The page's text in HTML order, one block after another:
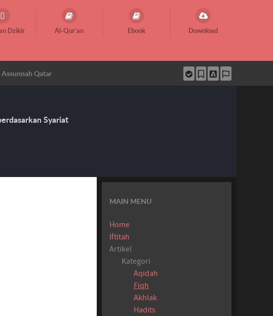
Dzikir Al-Qur'an Ebook Download
Assunnah Qatar
Syariat
MAIN MENU
Home
Iftitah
Artikel
Kategori
Aqidah
Fiqh
Akhlak
Hadits